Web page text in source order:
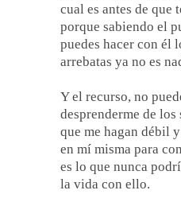
cual es antes de que
porque sabiendo el
puedes hacer con él
arrebatas ya no es
Y el recurso, no
desprenderme de
que me hagan débil
en mí misma para
es lo que nunca
la vida con ello.